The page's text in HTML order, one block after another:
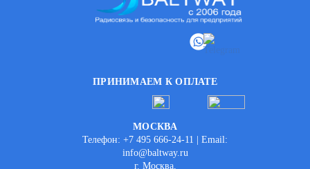
ПРИНИМАЕМ К ОПЛАТЕ
МОСКВА
Телефон: +7 495 666-24-11 | Email:
info@baltway.ru
г. Москва,